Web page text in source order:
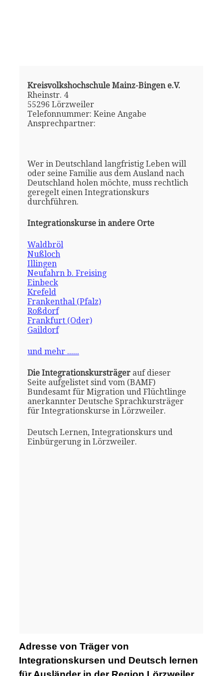
Kreisvolkshochschule Mainz-Bingen e.V.
Rheinstr. 4
55296 Lörzweiler
Telefonnummer: Keine Angabe
Ansprechpartner:
Wer in Deutschland langfristig Leben will
oder seine Familie aus dem Ausland nach
Deutschland holen möchte, muss rechtlich
geregelt einen Integrationskurs
durchführen.
Integrationskurse in andere Orte
Waldbröl
Nußloch
Illingen
Neufahrn b. Freising
Einbeck
Krefeld
Frankenthal (Pfalz)
Roßdorf
Frankfurt (Oder)
Gaildorf
und mehr ......
Die Integrationskursträgerauf dieser
Seite aufgelistet sind vom (BAMF)
Bundesamt für Migration und Flüchtlinge
anerkannter Deutsche Sprachkursträger
für Integrationskurse in Lörzweiler.
Deutsch Lernen, Integrationskurs und
Einbürgerung in Lörzweiler.
Adresse von Träger von
Integrationskursen und Deutsch lernen